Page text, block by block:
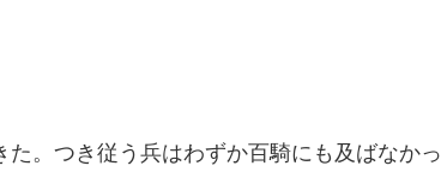
。つき従う兵はわずか百騎にも及ばなかっ